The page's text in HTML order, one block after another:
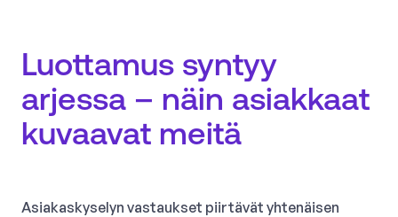
Luottamus syntyy
arjessa – näin asiakkaat
kuvaavat meitä
Asiakaskyselyn vastaukset piirtävät yhtenäisen